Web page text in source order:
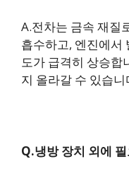
A.전차는 금속 재질
흡수하고, 엔진에서
도가 급격히 상승합
지 올라갈 수 있습니
Q.냉방 장치 외에